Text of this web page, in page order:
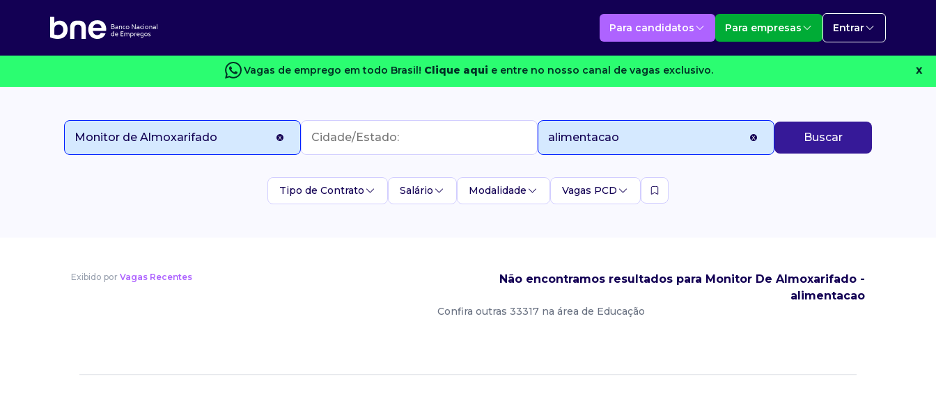
Para candidatos Para empresas Entrar
Vagas de emprego em todo Brasil! Clique aqui e entre no nosso canal de vagas exclusivo. X
Buscar
Tipo de Contrato Salário Modalidade Vagas PCD
Exibido por Vagas Recentes
Não encontramos resultados para Monitor De Almoxarifado -
alimentacao
Confira outras 33317 na área de Educação